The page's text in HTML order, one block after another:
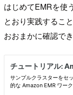
はじめてEMRを使
とおり実践するこ
おおまかに確認でき